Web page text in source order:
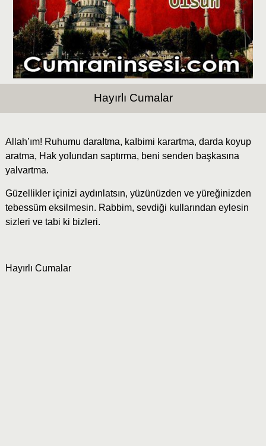
Hayırlı Cumalar
Allah’ım! Ruhumu daraItma, kaIbimi karartma, darda koyup
aratma, Hak yoIundan saptırma, beni senden başkasına
yalvartma.
Güzellikler içinizi aydınlatsın, yüzünüzden ve yüreğinizden
tebessüm eksilmesin. Rabbim, sevdiği kullarından eylesin
sizleri ve tabi ki bizleri.
Hayırlı Cumalar